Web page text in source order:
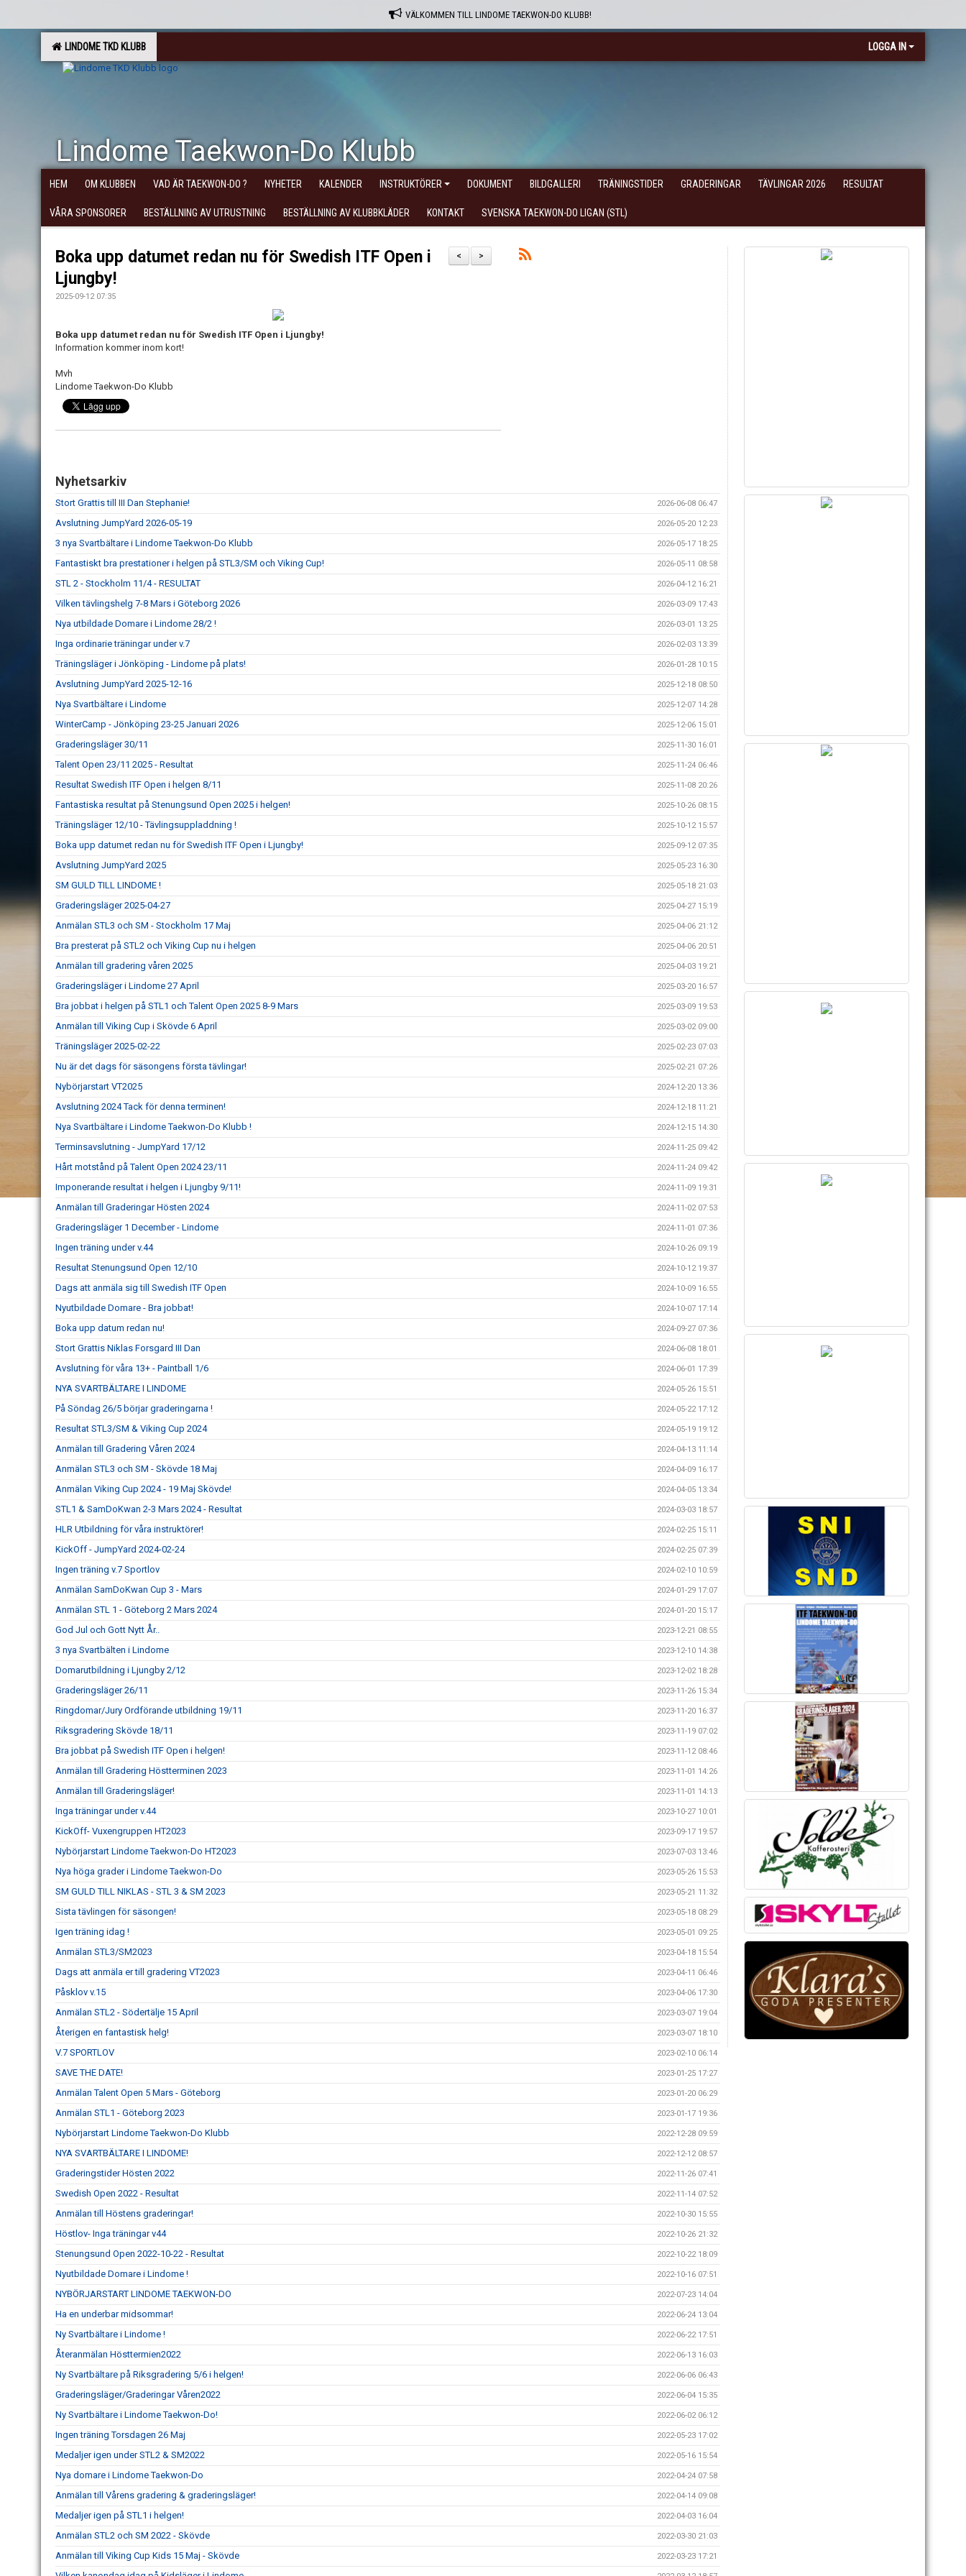
VÄLKOMMEN TILL LINDOME TAEKWON-DO KLUBB!
LINDOME TKD KLUBB LOGGA IN
Lindome Taekwon-Do Klubb
HEM OM KLUBBEN VAD ÄR TAEKWON-DO ? NYHETER KALENDER INSTRUKTÖRER DOKUMENT BILDGALLERI TRÄNINGSTIDER GRADERINGAR TÄVLINGAR 2026 RESULTAT
VÅRA SPONSORER BESTÄLLNING AV UTRUSTNING BESTÄLLNING AV KLUBBKLÄDER KONTAKT SVENSKA TAEKWON-DO LIGAN (STL)
>
<
Boka upp datumet redan nu för Swedish ITF Open i
Ljungby!
2025-09-12 07:35
Boka upp datumet redan nu för Swedish ITF Open i Ljungby!
Information kommer inom kort!
Mvh
Lindome Taekwon-Do Klubb
Nyhetsarkiv
Stort Grattis till III Dan Stephanie! 2026-06-08 06:47
Avslutning JumpYard 2026-05-19 2026-05-20 12:23
3 nya Svartbältare i Lindome Taekwon-Do Klubb 2026-05-17 18:25
Fantastiskt bra prestationer i helgen på STL3/SM och Viking Cup! 2026-05-11 08:58
STL 2 - Stockholm 11/4 - RESULTAT 2026-04-12 16:21
Vilken tävlingshelg 7-8 Mars i Göteborg 2026 2026-03-09 17:43
Nya utbildade Domare i Lindome 28/2 ! 2026-03-01 13:25
Inga ordinarie träningar under v.7 2026-02-03 13:39
Träningsläger i Jönköping - Lindome på plats! 2026-01-28 10:15
Avslutning JumpYard 2025-12-16 2025-12-18 08:50
Nya Svartbältare i Lindome 2025-12-07 14:28
WinterCamp - Jönköping 23-25 Januari 2026 2025-12-06 15:01
Graderingsläger 30/11 2025-11-30 16:01
Talent Open 23/11 2025 - Resultat 2025-11-24 06:46
Resultat Swedish ITF Open i helgen 8/11 2025-11-08 20:26
Fantastiska resultat på Stenungsund Open 2025 i helgen! 2025-10-26 08:15
Träningsläger 12/10 - Tävlingsuppladdning ! 2025-10-12 15:57
Boka upp datumet redan nu för Swedish ITF Open i Ljungby! 2025-09-12 07:35
Avslutning JumpYard 2025 2025-05-23 16:30
SM GULD TILL LINDOME ! 2025-05-18 21:03
Graderingsläger 2025-04-27 2025-04-27 15:19
Anmälan STL3 och SM - Stockholm 17 Maj 2025-04-06 21:12
Bra presterat på STL2 och Viking Cup nu i helgen 2025-04-06 20:51
Anmälan till gradering våren 2025 2025-04-03 19:21
Graderingsläger i Lindome 27 April 2025-03-20 16:57
Bra jobbat i helgen på STL1 och Talent Open 2025 8-9 Mars 2025-03-09 19:53
Anmälan till Viking Cup i Skövde 6 April 2025-03-02 09:00
Träningsläger 2025-02-22 2025-02-23 07:03
Nu är det dags för säsongens första tävlingar! 2025-02-21 07:26
Nybörjarstart VT2025 2024-12-20 13:36
Avslutning 2024 Tack för denna terminen! 2024-12-18 11:21
Nya Svartbältare i Lindome Taekwon-Do Klubb ! 2024-12-15 14:30
Terminsavslutning - JumpYard 17/12 2024-11-25 09:42
Hårt motstånd på Talent Open 2024 23/11 2024-11-24 09:42
Imponerande resultat i helgen i Ljungby 9/11! 2024-11-09 19:31
Anmälan till Graderingar Hösten 2024 2024-11-02 07:53
Graderingsläger 1 December - Lindome 2024-11-01 07:36
Ingen träning under v.44 2024-10-26 09:19
Resultat Stenungsund Open 12/10 2024-10-12 19:37
Dags att anmäla sig till Swedish ITF Open 2024-10-09 16:55
Nyutbildade Domare - Bra jobbat! 2024-10-07 17:14
Boka upp datum redan nu! 2024-09-27 07:36
Stort Grattis Niklas Forsgard III Dan 2024-06-08 18:01
Avslutning för våra 13+ - Paintball 1/6 2024-06-01 17:39
NYA SVARTBÄLTARE I LINDOME 2024-05-26 15:51
På Söndag 26/5 börjar graderingarna ! 2024-05-22 17:12
Resultat STL3/SM & Viking Cup 2024 2024-05-19 19:12
Anmälan till Gradering Våren 2024 2024-04-13 11:14
Anmälan STL3 och SM - Skövde 18 Maj 2024-04-09 16:17
Anmälan Viking Cup 2024 - 19 Maj Skövde! 2024-04-05 13:34
STL1 & SamDoKwan 2-3 Mars 2024 - Resultat 2024-03-03 18:57
HLR Utbildning för våra instruktörer! 2024-02-25 15:11
KickOff - JumpYard 2024-02-24 2024-02-25 07:39
Ingen träning v.7 Sportlov 2024-02-10 10:59
Anmälan SamDoKwan Cup 3 - Mars 2024-01-29 17:07
Anmälan STL 1 - Göteborg 2 Mars 2024 2024-01-20 15:17
God Jul och Gott Nytt År.. 2023-12-21 08:55
3 nya Svartbälten i Lindome 2023-12-10 14:38
Domarutbildning i Ljungby 2/12 2023-12-02 18:28
Graderingsläger 26/11 2023-11-26 15:34
Ringdomar/Jury Ordförande utbildning 19/11 2023-11-20 16:37
Riksgradering Skövde 18/11 2023-11-19 07:02
Bra jobbat på Swedish ITF Open i helgen! 2023-11-12 08:46
Anmälan till Gradering Höstterminen 2023 2023-11-01 14:26
Anmälan till Graderingsläger! 2023-11-01 14:13
Inga träningar under v.44 2023-10-27 10:01
KickOff- Vuxengruppen HT2023 2023-09-17 19:57
Nybörjarstart Lindome Taekwon-Do HT2023 2023-07-03 13:46
Nya höga grader i Lindome Taekwon-Do 2023-05-26 15:53
SM GULD TILL NIKLAS - STL 3 & SM 2023 2023-05-21 11:32
Sista tävlingen för säsongen! 2023-05-18 08:29
Igen träning idag ! 2023-05-01 09:25
Anmälan STL3/SM2023 2023-04-18 15:54
Dags att anmäla er till gradering VT2023 2023-04-11 06:46
Påsklov v.15 2023-04-06 17:30
Anmälan STL2 - Södertälje 15 April 2023-03-07 19:04
Återigen en fantastisk helg! 2023-03-07 18:10
V.7 SPORTLOV 2023-02-10 06:14
SAVE THE DATE! 2023-01-25 17:27
Anmälan Talent Open 5 Mars - Göteborg 2023-01-20 06:29
Anmälan STL1 - Göteborg 2023 2023-01-17 19:36
Nybörjarstart Lindome Taekwon-Do Klubb 2022-12-28 09:59
NYA SVARTBÄLTARE I LINDOME! 2022-12-12 08:57
Graderingstider Hösten 2022 2022-11-26 07:41
Swedish Open 2022 - Resultat 2022-11-14 07:52
Anmälan till Höstens graderingar! 2022-10-30 15:55
Höstlov- Inga träningar v44 2022-10-26 21:32
Stenungsund Open 2022-10-22 - Resultat 2022-10-22 18:09
Nyutbildade Domare i Lindome ! 2022-10-16 07:51
NYBÖRJARSTART LINDOME TAEKWON-DO 2022-07-23 14:04
Ha en underbar midsommar! 2022-06-24 13:04
Ny Svartbältare i Lindome ! 2022-06-22 17:51
Återanmälan Hösttermien2022 2022-06-13 16:03
Ny Svartbältare på Riksgradering 5/6 i helgen! 2022-06-06 06:43
Graderingsläger/Graderingar Våren2022 2022-06-04 15:35
Ny Svartbältare i Lindome Taekwon-Do! 2022-06-02 06:12
Ingen träning Torsdagen 26 Maj 2022-05-23 17:02
Medaljer igen under STL2 & SM2022 2022-05-16 15:54
Nya domare i Lindome Taekwon-Do 2022-04-24 07:58
Anmälan till Vårens gradering & graderingsläger! 2022-04-14 09:08
Medaljer igen på STL1 i helgen! 2022-04-03 16:04
Anmälan STL2 och SM 2022 - Skövde 2022-03-30 21:03
Anmälan till Viking Cup Kids 15 Maj - Skövde 2022-03-23 17:21